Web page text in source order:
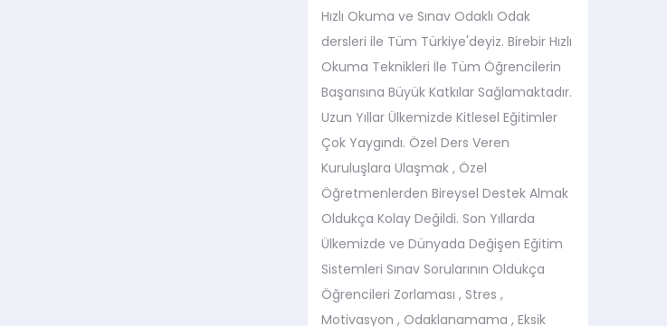
Hızlı Okuma ve Sınav Odaklı Odak
dersleri ile Tüm Türkiye'deyiz. Birebir Hızlı
Okuma Teknikleri İle Tüm Öğrencilerin
Başarısına Büyük Katkılar Sağlamaktadır.
Uzun Yıllar Ülkemizde Kitlesel Eğitimler
Çok Yaygındı. Özel Ders Veren
Kuruluşlara Ulaşmak , Özel
Öğretmenlerden Bireysel Destek Almak
Oldukça Kolay Değildi. Son Yıllarda
Ülkemizde ve Dünyada Değişen Eğitim
Sistemleri Sınav Sorularının Oldukça
Öğrencileri Zorlaması , Stres ,
Motivasyon , Odaklanamama , Eksik